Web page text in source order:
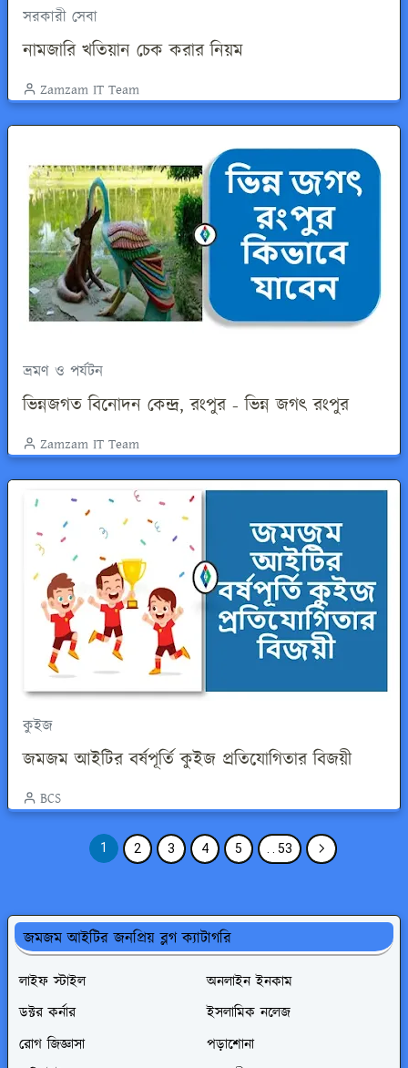
সরকারী সেবা
নামজারি খতিয়ান চেক করার নিয়ম
Zamzam IT Team
ভ্রমণ ও পর্যটন
ভিন্নজগত বিনোদন কেন্দ্র, রংপুর - ভিন্ন জগৎ রংপুর
Zamzam IT Team
কুইজ
জমজম আইটির বর্ষপূর্তি কুইজ প্রতিযোগিতার বিজয়ী
BCS
1 2 3 4 5 . . 53
জমজম আইটির জনপ্রিয় ব্লগ ক্যাটাগরি
লাইফ স্টাইল
অনলাইন ইনকাম
ডক্টর কর্নার
ইসলামিক নলেজ
রোগ জিজ্ঞাসা
পড়াশোনা